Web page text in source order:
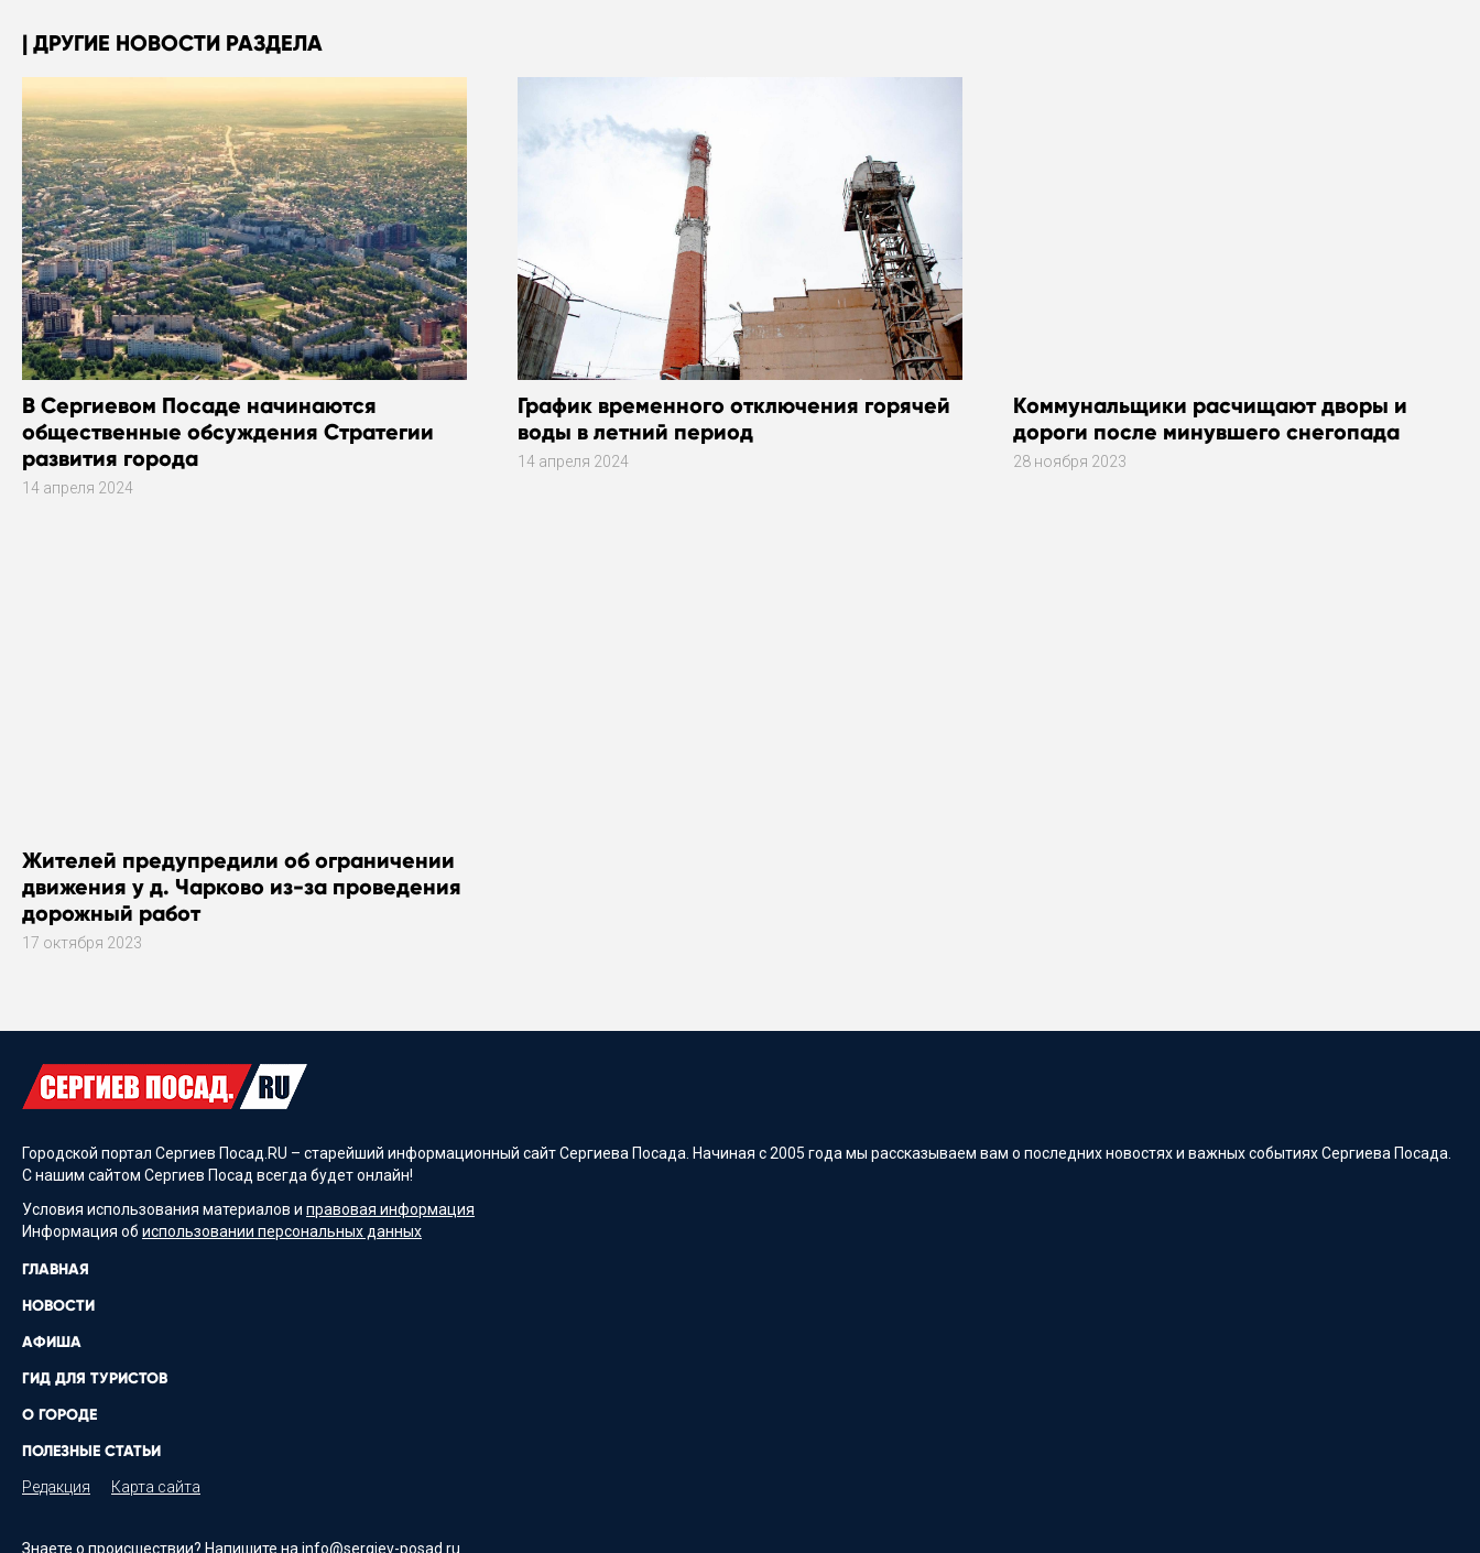
ДРУГИЕ НОВОСТИ РАЗДЕЛА
В Сергиевом Посаде начинаются
общественные обсуждения Стратегии
развития города
14 апреля 2024
График временного отключения горячей
воды в летний период
14 апреля 2024
Коммунальщики расчищают дворы и
дороги после минувшего снегопада
28 ноября 2023
Жителей предупредили об ограничении
движения у д. Чарково из-за проведения
дорожный работ
17 октября 2023
Городской портал Сергиев Посад.RU – старейший информационный сайт Сергиева Посада. Начиная с 2005 года мы рассказываем вам о последних новостях и важных событиях Сергиева Посада.
С нашим сайтом Сергиев Посад всегда будет онлайн!
Условия использования материалов и правовая информация
Информация об использовании персональных данных
ГЛАВНАЯ
НОВОСТИ
АФИША
ГИД ДЛЯ ТУРИСТОВ
О ГОРОДЕ
ПОЛЕЗНЫЕ СТАТЬИ
Редакция Карта сайта
Знаете о происшествии? Напишите на info@sergiev-posad.ru